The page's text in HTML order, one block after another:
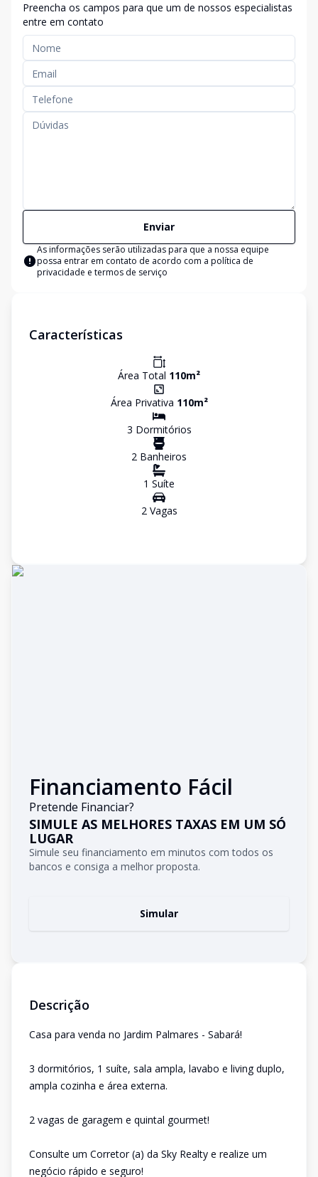
Preencha os campos para que um de nossos especialistas
entre em contato
Enviar
As informações serão utilizadas para que a nossa equipe
possa entrar em contato de acordo com a política de
privacidade e termos de serviço
Características
Área Total 110m²
Área Privativa 110m²
3 Dormitórios
2 Banheiros
1 Suíte
2Vagas
Financiamento Fácil
Pretende Financiar?
SIMULE AS MELHORES TAXAS EM UM SÓ
LUGAR
Simule seu financiamento em minutos com todos os
bancos e consiga a melhor proposta.
Simular
Descrição
Casa para venda no Jardim Palmares - Sabará!
3 dormitórios, 1 suíte, sala ampla, lavabo e living duplo,
ampla cozinha e área externa.
2 vagas de garagem e quintal gourmet!
Consulte um Corretor (a) da Sky Realty e realize um
negócio rápido e seguro!